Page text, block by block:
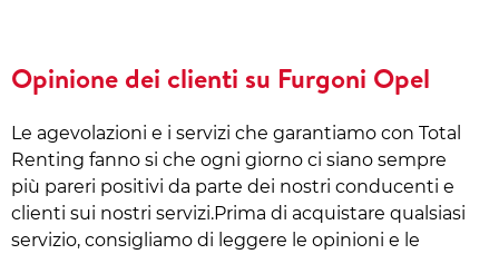
Opinione dei clienti su Furgoni Opel
Le agevolazioni e i servizi che garantiamo con Total
Renting fanno si che ogni giorno ci siano sempre
più pareri positivi da parte dei nostri conducenti e
clienti sui nostri servizi.Prima di acquistare qualsiasi
servizio, consigliamo di leggere le opinioni e le